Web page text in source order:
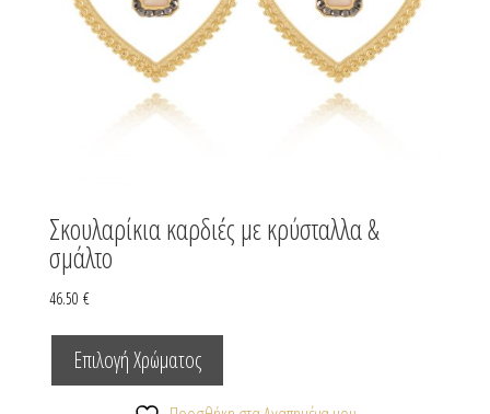
Σκουλαρίκια καρδιές με κρύσταλλα &
σμάλτο
46.50 €
Επιλογή Χρώματος